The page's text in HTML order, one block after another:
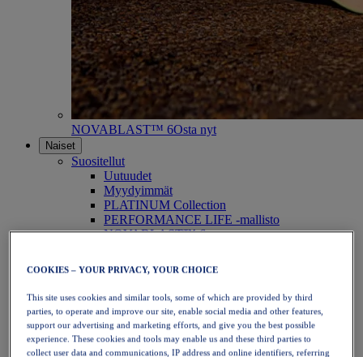
NOVABLAST™ 6Osta nyt
Naiset
Suositellut
Uutuudet
Myydyimmät
PLATINUM Collection
PERFORMANCE LIFE -mallisto
NOVABLAST™ 6
Juoksu
Polkujuoksu
Tennis
Lentopallo
Käsipallo
Padel
Verkkopallo
COOKIES – YOUR PRIVACY, YOUR CHOICE
This site uses cookies and similar tools, some of which are provided by third
parties, to operate and improve our site, enable social media and other features,
support our advertising and marketing efforts, and give you the best possible
experience. These cookies and tools may enable us and these third parties to
collect user data and communications, IP address and online identifiers, referring